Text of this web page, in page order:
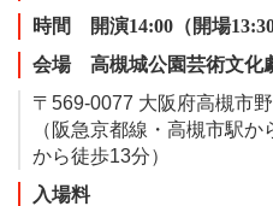
時間 開演14:00（開場13:30
会場 高槻城公園芸術文
〒569‑0077 大阪府高槻市
（阪急京都線・高槻市駅
から徒歩13分）
入場料